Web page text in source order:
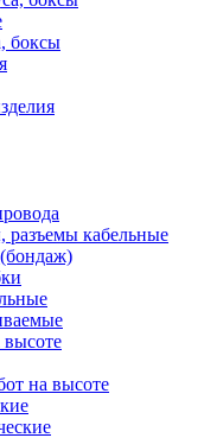
боксы
разъемы кабельные
высоте
на высоте